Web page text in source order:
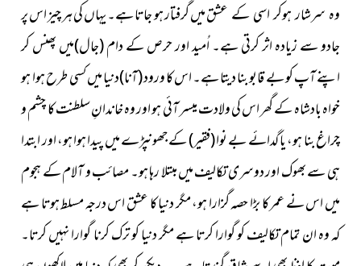
وہ سرشار ہوکر اسی کے عشقمیں گرفتار ہو جاتا ہے۔ یہاں کی ہر چیز اس پر
جادو سے زیادہ اثر کرتی ہے۔ اُمید اور حرص کے دام(جال)میں پھنس کر
اپنے آپ کو بے قابو بنا دیتا ہے۔ اس کا ورود(آنا)دنیا میں کسی طرح ہوا ہو
خواہ بادشاہ کے گھر اس کی ولادت میسر آئی ہو اور وہ خاندانِ سلطنت کا چشم و
چراغ بنا ہو، یا گدائے بے نوا(فقیر)کے جھونپڑے میں پیدا ہوا ہو، اور ابتدا
ہی سے بھوک اور دوسری تکالیف میں مبتلا رہا ہو۔ مصائب و آلام کے ہجوم
میں اس نے عمر کا بڑا حصہ گزارا ہو، مگر دنیا کا عشق اس درجہ مسلط ہوتا ہے
کہ وہ ان تمام تکالیف کو گوارا کرتا ہے مگر دنیا کو ترک کرنا گوارا نہیں کرتا۔